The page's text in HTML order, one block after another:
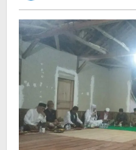
dan
Syiar
di
Cikulur